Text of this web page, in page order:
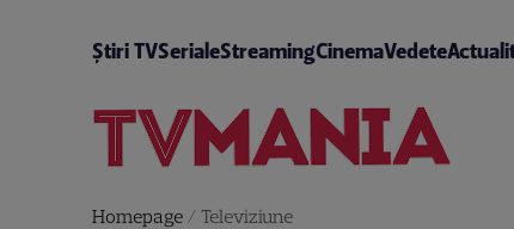
Știri TVSerialeStreamingCinemaVedete
Homepage/ Televiziune